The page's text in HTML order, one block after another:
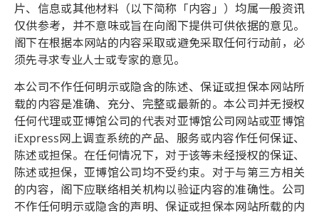
片、信息或其他材料（以下简称「内容」）均属一般资讯
仅供参考，并不意味或旨在向阁下提供可供依据的意见。
阁下在根据本网站的内容采取或避免采取任何行动前，必
须先寻求专业人士或专家的意见。
本公司不作任何明示或隐含的陈述、保证或担保本网站所
载的内容是准确、充分、完整或最新的。本公司并无授权
任何代理或亚博馆公司的代表对亚博馆公司网站或亚博馆
iExpress网上调查系统的产品、服务或内容作任何保证、
陈述或担保。在任何情况下，对于该等未经授权的保证、
陈述或担保，亚博馆公司均不受约束。对于与第三方相关
的内容，阁下应联络相关机构以验证内容的准确性。公司
不作任何明示或隐含的声明、保证或担保本网站所载的内